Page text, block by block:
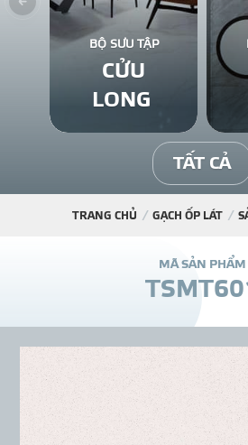
BỘ SƯU TẬP
CỬU
LONG
TẤT CẢ
TRANG CHỦ GẠCH ỐP LÁT
MÃ SẢN PHẨM
TSMT60